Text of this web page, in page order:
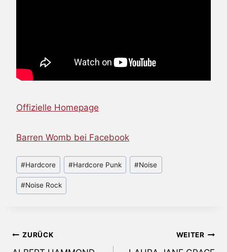
Offizielle Homepage
Barren Womb bei Facebook
Schlagworte:
#Hardcore #Hardcore Punk #Noise
#Noise Rock
Beitragsnavigation
ZURÜCK WEITER